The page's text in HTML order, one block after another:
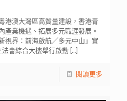
港澳大灣區高質量建設，香港青
產業機遇、拓展多元職涯發展。
視界：前海啟航／多元中山」實
會綜合大樓舉行啟動[…]
閱讀更多